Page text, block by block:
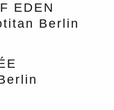
EDEN
Berlin